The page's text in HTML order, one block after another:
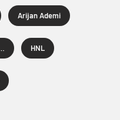
Arijan Ademi
HNL